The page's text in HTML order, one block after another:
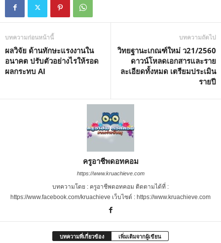
บทความก่อนหน้านี้
ผลวิจัย ด้านทักษะแรงงานใน
อนาคต ปรับตัวอย่างไรให้รอด
ผลกระทบ AI
บทความถัดไป
วิทยฐานะเกณฑ์ใหม่ ว21/2560
ดาวน์โหลดเอกสารและราย
ละเอียดทั้งหมด เตรียมประเมิน
รายปี
ครูอาชีพดอทคอม
https://www.kruachieve.com
บทความโดย : ครูอาชีพดอทคอม ติดตามได้ที่ :
https://www.facebook.com/kruachieve เว็บไซต์ : https://www.kruachieve.com
บทความที่เกี่ยวข้อง เพิ่มเติมจากผู้เขียน